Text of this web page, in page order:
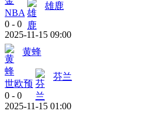
NBA
雄鹿
0 - 0
2025-11-15 09:00
黄蜂
世欧预
芬兰
0 - 0
2025-11-15 01:00